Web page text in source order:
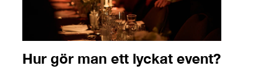
Hur gör man ett lyckat event?